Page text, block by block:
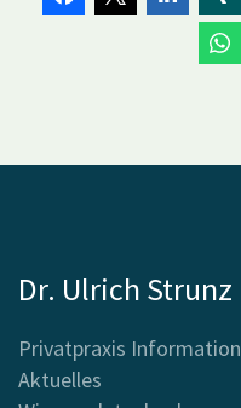
Dr. Ulrich Strunz
Privatpraxis Information
Aktuelles